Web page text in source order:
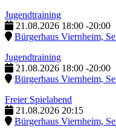
Jugendtraining
21.08.2026 18:00 -20:00
Bürgerhaus Viernheim,
Jugendtraining
21.08.2026 18:00 -20:00
Bürgerhaus Viernheim,
Freier Spielabend
21.08.2026 20:15
Bürgerhaus Viernheim,